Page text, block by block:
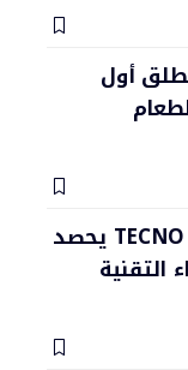
أول
هاتف TECNO POVA 8 Pro 5G يحصد
التقنية